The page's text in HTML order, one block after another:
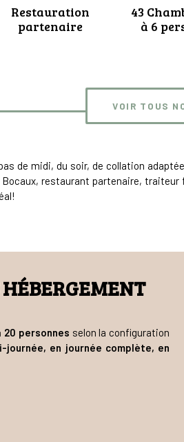
Restauration
partenaire
43
à 6
VOIR TOUS
de midi, du soir, de collation
restaurant partenaire,
20 personnes selon la configuration
journée, en journée complète, en